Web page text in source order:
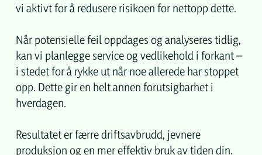
vi aktivt for å redusere risikoen for nettopp dette.
Når potensielle feil oppdages og analyseres tidlig,
kan vi planlegge service og vedlikehold i forkant –
i stedet for å rykke ut når noe allerede har stoppet
opp. Dette gir en helt annen forutsigbarhet i
hverdagen.
Resultatet er færre driftsavbrudd, jevnere
produksjon og en mer effektiv bruk av tiden din.